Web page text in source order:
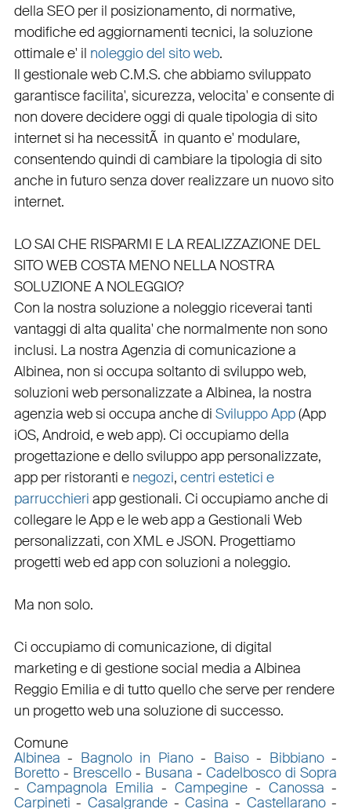
della SEOper il posizionamento, di normative,
modifiche ed aggiornamenti tecnici, la soluzione
ottimale e' il noleggio del sito web.
Il gestionale web C.M.S. che abbiamo sviluppato
garantiscefacilita', sicurezza, velocita' e consente di
non dovere decidere oggi di quale tipologia di sito
internet si ha necessitÃ in quanto e' modulare,
consentendo quindi di cambiare la tipologia di sito
anche in futuro senza dover realizzare un nuovo sito
internet.
LO SAI CHE RISPARMI E LA REALIZZAZIONE DEL
SITO WEB COSTA MENO NELLA NOSTRA
SOLUZIONE A NOLEGGIO?
Con la nostra soluzione a noleggio riceverai tanti
vantaggi di alta qualita' che normalmente non sono
inclusi. La nostra Agenzia di comunicazione a
Albinea, non si occupa soltanto di sviluppo web,
soluzioni web personalizzate a Albinea, la nostra
agenzia websi occupa anche di Sviluppo App(App
iOS, Android, eweb app). Ci occupiamo della
progettazionee dellosviluppo app personalizzate,
app per ristoranti e negozi, centri estetici e
parrucchieri app gestionali. Ci occupiamo anche di
collegareleAppe leweb appa Gestionali Web
personalizzati, con XMLeJSON. Progettiamo
progetti webed appcon soluzioni a noleggio.
Ma non solo.
Ci occupiamo di comunicazione, di digital
marketing e di gestione social media a Albinea
Reggio Emilia e di tutto quello che serve per rendere
un progetto web una soluzione di successo.
Comune
Albinea - Bagnolo in Piano- Baiso- Bibbiano-
Boretto- Brescello- Busana -Cadelbosco di Sopra
-Campagnola Emilia - Campegine- Canossa -
Carpineti - Casalgrande-Casina - Castellarano-